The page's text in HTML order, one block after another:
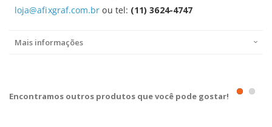
loja@afixgraf.com.br ou tel: (11) 3624-4747
Mais informações
Encontramos outros produtos que você pode gostar!